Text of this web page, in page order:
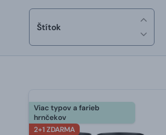
Štítok
Viac typov a farieb
hrnčekov
2+1 ZDARMA